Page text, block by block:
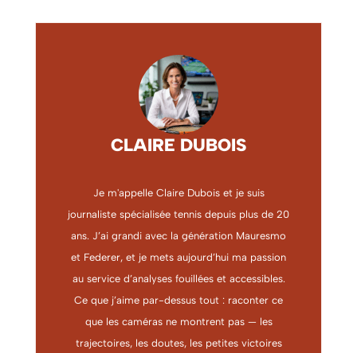
CLAIRE DUBOIS
Je m'appelle Claire Dubois et je suis
journaliste spécialisée tennis depuis plus de 20
ans. J’ai grandi avec la génération Mauresmo
et Federer, et je mets aujourd’hui ma passion
au service d’analyses fouillées et accessibles.
Ce que j’aime par-dessus tout : raconter ce
que les caméras ne montrent pas — les
trajectoires, les doutes, les petites victoires